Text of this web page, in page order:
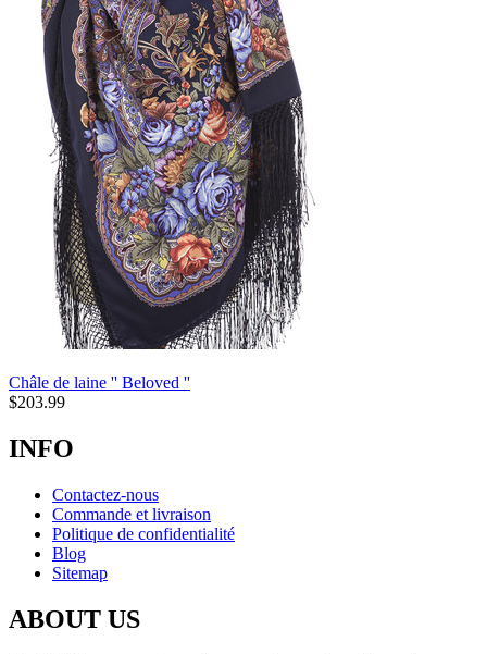
Châle de laine '' Beloved ''
$203.99
INFO
Contactez-nous
Commande et livraison
Politique de confidentialité
Blog
Sitemap
ABOUT US